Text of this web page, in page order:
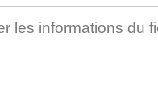
les informations du